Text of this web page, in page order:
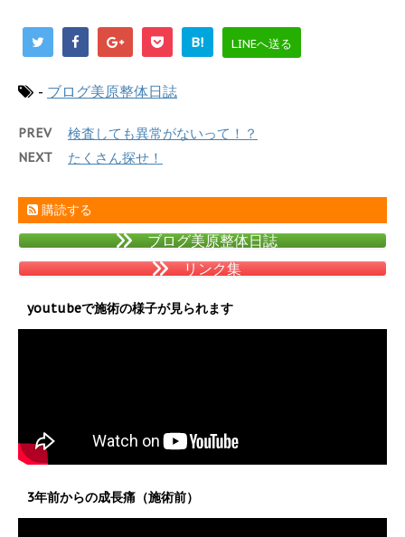
B! LINEへ送る
- ブログ美原整体日誌
PREV 検査しても異常がないって！？
NEXT たくさん探せ！
購読する
ブログ美原整体日誌
リンク集
youtubeで施術の様子が見られます
3年前からの成長痛（施術前）